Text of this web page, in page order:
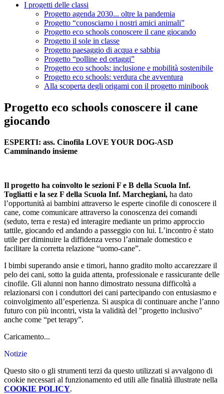
I progetti delle classi
Progetto agenda 2030... oltre la pandemia
Progetto “conosciamo i nostri amici animali”
Progetto eco schools conoscere il cane giocando
Progetto il sole in classe
Progetto paesaggio di acqua e sabbia
Progetto “polline ed ortaggi”
Progetto eco schools: inclusione e mobilità sostenibile
Progetto eco schools: verdura che avventura
Alla scoperta degli origami con il progetto minibook
Progetto eco schools conoscere il cane
giocando
ESPERTI: ass. Cinofila LOVE YOUR DOG-ASD
Camminando insieme
Il progetto ha coinvolto le sezioni F e B della Scuola Inf.
Togliatti e la sez F della Scuola Inf. Marchegiani, ha dato
l’opportunità ai bambini attraverso le esperte cinofile di conoscere il
cane, come comunicare attraverso la conoscenza dei comandi
(seduto, terra e resta) ed interagire mediante un primo approccio
tattile, giocando ed andando a passeggio con lui. L’incontro è stato
utile per diminuire la diffidenza verso l’animale domestico e
facilitare la corretta relazione “uomo-cane”.
I bimbi superando ansie e timori, hanno gradito molto accarezzare il
pelo dei cani, sotto la guida attenta, professionale e rassicurante delle
cinofile. Gli alunni non hanno dimostrato nessuna difficoltà a
relazionarsi con i conduttori dei cani partecipando con entusiasmo e
coinvolgimento all’esperienza. Si auspica di continuare anche l’anno
futuro con più incontri, vista la validità del "progetto inclusivo"
anche come “pet terapy”.
Caricamento...
Notizie
Questo sito o gli strumenti terzi da questo utilizzati si avvalgono di
cookie necessari al funzionamento ed utili alle finalità illustrate nella
COOKIE POLICY.